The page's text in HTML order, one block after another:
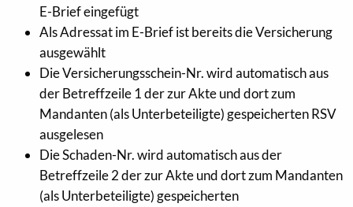
E-Brief eingefügt
Als Adressat im E-Brief ist bereits die Versicherung
ausgewählt
Die Versicherungsschein-Nr. wird automatisch aus
der Betreffzeile 1 der zur Akte und dort zum
Mandanten (als Unterbeteiligte) gespeicherten RSV
ausgelesen
Die Schaden-Nr. wird automatisch aus der
Betreffzeile 2 der zur Akte und dort zum Mandanten
(als Unterbeteiligte) gespeicherten